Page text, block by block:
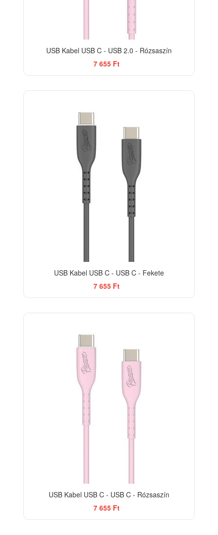
USB Kabel USB C - USB 2.0 - Rózsaszín
7 655 Ft
USB Kabel USB C - USB C - Fekete
7 655 Ft
USB Kabel USB C - USB C - Rózsaszín
7 655 Ft